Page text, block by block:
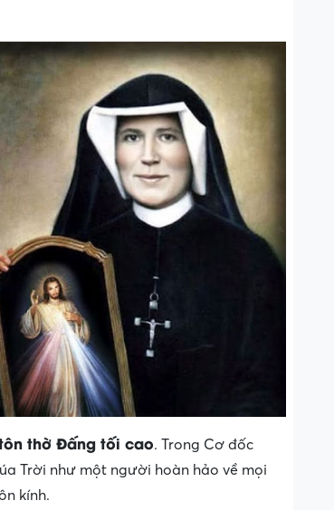
thờ Đấng tối cao. Trong Cơ đốc
Trời như một người hoàn hảo về mọi
kính.